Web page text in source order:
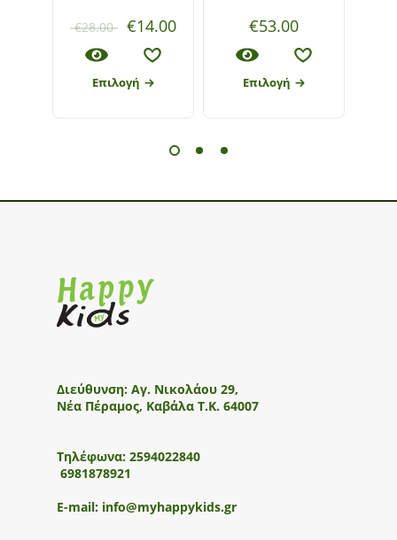
€28.00 €14.00
Επιλογή
€53.00
Επιλογή
Διεύθυνση: Αγ. Νικολάου 29,
Νέα Πέραμος, Καβάλα Τ.Κ. 64007
Τηλέφωνα: 2594022840
6981878921
E-mail: info@myhappykids.gr